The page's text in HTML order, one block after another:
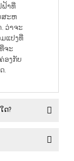
ຟ້າທີ່
ສະຫ
ວ່າຈະ
ມແປງທີ່
ຈະ
ອງກັບ
.
ດ?